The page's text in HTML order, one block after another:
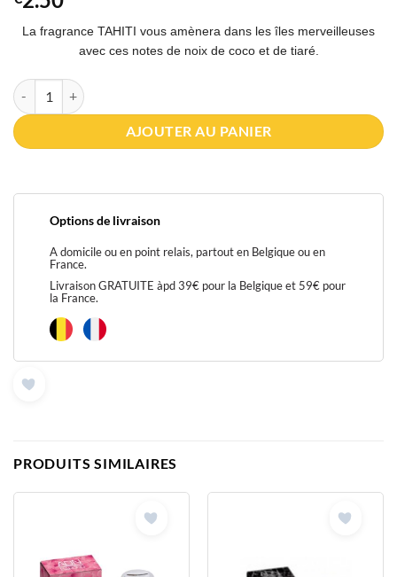
La fragrance TAHITI vous amènera dans les îles merveilleuses
avec ces notes de noix de coco et de tiaré.
quantité de TAHITI - EXTRAIT DE PARFUM SANS ALCOOL - ADN
AJOUTER AU PANIER
Options de livraison
A domicile ou en point relais, partout en Belgique ou en
France.
Livraison GRATUITE àpd 39€ pour la Belgique et 59€ pour
la France.
PRODUITS SIMILAIRES